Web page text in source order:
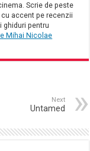
Scrie de peste
accent pe recenzii
ghiduri pentru
Mihai Nicolae
Next
Untamed